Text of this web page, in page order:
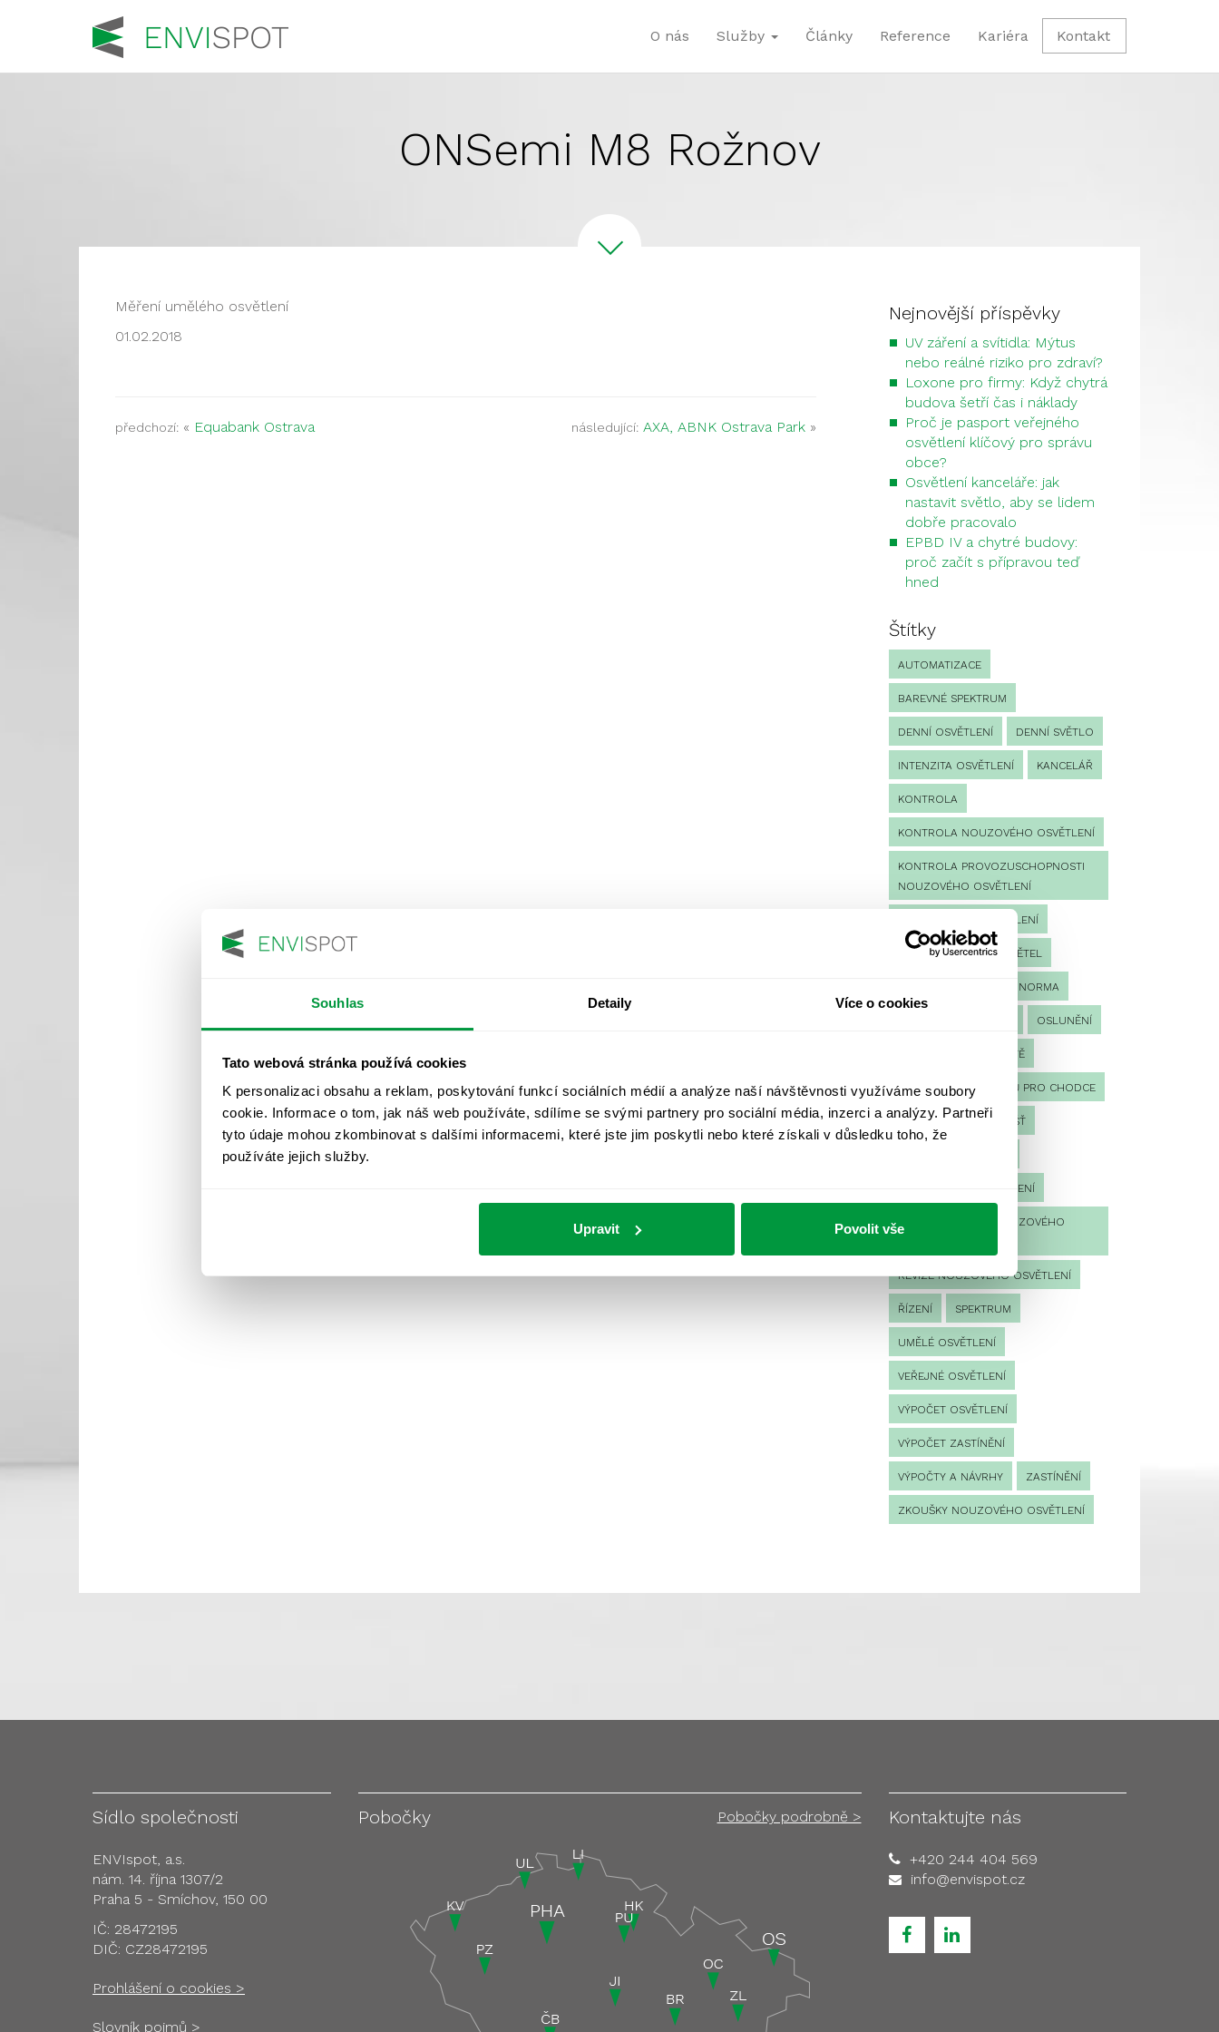
Souhlas Detaily Více o cookies
Tato webová stránka používá cookies
K personalizaci obsahu a reklam, poskytování funkcí sociálních médií a analýze naší návštěvnosti využíváme soubory
cookie. Informace o tom, jak náš web používáte, sdílíme se svými partnery pro sociální média, inzerci a analýzy. Partneři
tyto údaje mohou zkombinovat s dalšími informacemi, které jste jim poskytli nebo které získali v důsledku toho, že
používáte jejich služby.
Upravit Povolit vše
O nás Služby Články Reference Kariéra Kontakt
ONSemi M8 Rožnov
Měření umělého osvětlení
01.02.2018
předchozí: « Equabank Ostrava následující: AXA, ABNK Ostrava Park»
Nejnovější příspěvky
UV záření a svítidla: Mýtus
nebo reálné riziko pro zdraví?
Loxone pro firmy: Když chytrá
budova šetří čas i náklady
Proč je pasport veřejného
osvětlení klíčový pro správu
obce?
Osvětlení kanceláře: jak
nastavit světlo, aby se lidem
dobře pracovalo
EPBD IV a chytré budovy:
proč začít s přípravou teď
hned
Štítky
AUTOMATIZACE
BAREVNÉ SPEKTRUM
DENNÍ OSVĚTLENÍ DENNÍ SVĚTLO
INTENZITA OSVĚTLENÍ KANCELÁŘ
KONTROLA
KONTROLA NOUZOVÉHO OSVĚTLENÍ
KONTROLA PROVOZUSCHOPNOSTI
NOUZOVÉHO OSVĚTLENÍ
LED NOUZOVÉ OSVĚTLENÍ
MĚŘENÍ MĚŘENÍ SVĚTEL
NORMA
OSLUNĚNÍ
OSVĚTLENÍ PRACOVIŠTĚ
OSVĚTLENÍ PŘECHODŮ PRO CHODCE
OSVĚTLENÍ SPORTOVIŠŤ
PROTIPANICKÉ OSVĚTLENÍ
PROVOZNÍ DENÍK NOUZOVÉHO
REVIZE NOUZOVÉHO OSVĚTLENÍ
ŘÍZENÍ SPEKTRUM
UMĚLÉ OSVĚTLENÍ
VEŘEJNÉ OSVĚTLENÍ
VÝPOČET OSVĚTLENÍ
VÝPOČET ZASTÍNĚNÍ
VÝPOČTY A NÁVRHY ZASTÍNĚNÍ
ZKOUŠKY NOUZOVÉHO OSVĚTLENÍ
Sídlo společnosti
ENVIspot, a.s.
nám. 14. října 1307/2
Praha 5 - Smíchov, 150 00
IČ: 28472195
DIČ: CZ28472195
Prohlášení o cookies >
Slovník pojmů >
Pobočky Pobočky podrobně > Kontaktujte nás
+420 244 404 569
info@envispot.cz